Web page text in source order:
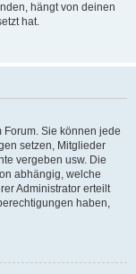
hängt von deinen
hat.
Sie können jede
setzen, Mitglieder
vergeben usw. Die
abhängig, welche
Administrator erteilt
haben,